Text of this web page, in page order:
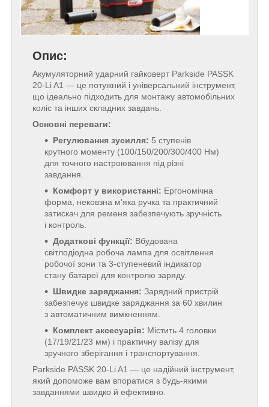
Опис:
Акумуляторний ударний гайковерт Parkside PASSK
20-Li A1 — це потужний і універсальний інструмент,
що ідеально підходить для монтажу автомобільних
коліс та інших складних завдань.
Основні переваги:
Регулювання зусилля: 5 ступенів
крутного моменту (100/150/200/300/400 Нм)
для точного настроювання під різні
завдання.
Комфорт у використанні: Ергономічна
форма, нековзна м'яка ручка та практичний
затискач для ременя забезпечують зручність
і контроль.
Додаткові функції: Вбудована
світлодіодна робоча лампа для освітлення
робочої зони та 3-ступеневий індикатор
стану батареї для контролю заряду.
Швидке заряджання: Зарядний пристрій
забезпечує швидке заряджання за 60 хвилин
з автоматичним вимкненням.
Комплект аксесуарів: Містить 4 головки
(17/19/21/23 мм) і практичну валізу для
зручного зберігання і транспортування.
Parkside PASSK 20-Li A1 — це надійний інструмент,
який допоможе вам впоратися з будь-якими
завданнями швидко й ефективно.